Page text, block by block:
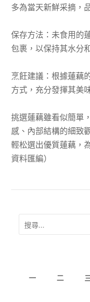
多為當天新鮮采摘，
保存方法：未食用的
包裹，以保持其水分
烹飪建議：根據蓮藕
方式，充分發揮其美
挑選蓮藕雖看似簡單
感、內部結構的細致
輕松選出優質蓮藕，
資料匯編）
尋
一
二